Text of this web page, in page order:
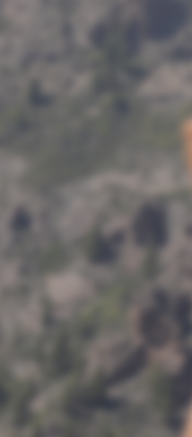
beauté
Veuillez nous excuser, on
bras le corps pour vous
avec un design toujours
pourquoi toute la
transformation. Revenez
changement... Cette
semaines. On fera au fur
infos urgentes, on t'invite
Sinon, enregistre les
embêté(e). On te promet
cette
© 2026
Identifiant de connexion